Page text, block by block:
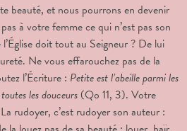
beauté, et nous pourrons en devenir
à votre femme ce qui n’est pas son
doit tout au Seigneur ? De lui
Ne vous effarouchez pas de la
l’Écriture : Petite est l’abeille parmi les
les douceurs (Qo 11, 3). Votre
rudoyer, c’est rudoyer son auteur :